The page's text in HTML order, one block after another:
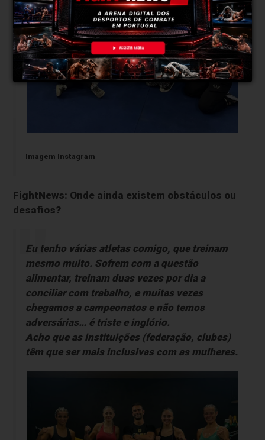
Imagem Instagram
FightNews: Onde ainda existem obstáculos ou
desafios?
Eu tenho várias atletas comigo, que treinam
mesmo muito. Sofrem com a questão
alimentar, treinam duas vezes por dia a
conciliar com trabalho, e muitas vezes
chegamos a campeonatos e não temos
adversárias… é triste e inglório.
Acho que as instituições (federação, clubes)
têm que ser mais inclusivas com as mulheres.